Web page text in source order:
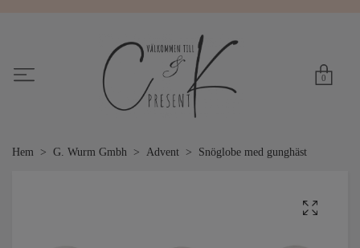
0
Hem G. Wurm Gmbh Advent Snöglobe med gunghäst